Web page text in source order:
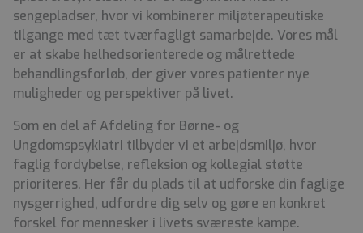
sengepladser, hvor vi kombinerer miljøterapeutiske
tilgange med tæt tværfagligt samarbejde. Vores mål
er at skabe helhedsorienterede og målrettede
behandlingsforløb, der giver vores patienter nye
muligheder og perspektiver på livet.
Som en del af Afdeling for Børne- og
Ungdomspsykiatri tilbyder vi et arbejdsmiljø, hvor
faglig fordybelse, refleksion og kollegial støtte
prioriteres. Her får du plads til at udforske din faglige
nysgerrighed, udfordre dig selv og gøre en konkret
forskel for mennesker i livets sværeste kampe.